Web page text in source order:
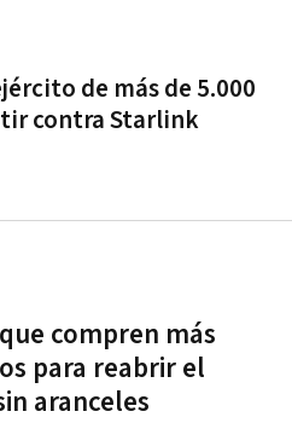
de más de 5.000
contra Starlink
compren más
para reabrir el
aranceles